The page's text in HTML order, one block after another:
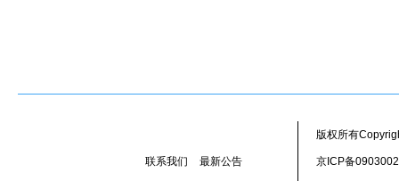
联系我们 最新公告
版权所有
京ICP备